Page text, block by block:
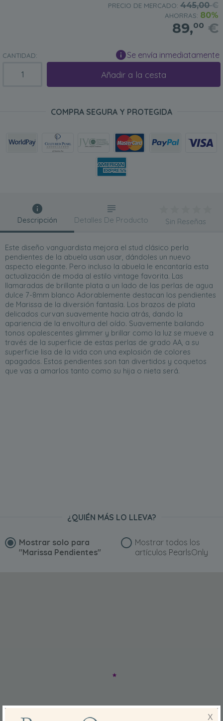
PRECIO DE MERCADO: 445,00€
AHORRAS: 80%
89,00 €
CANTIDAD: Se envía inmediatamente
Añadir a la cesta
COMPRA SEGURA Y PROTEGIDA
Descripción
Este diseño vanguardista mejora el stud clásico perla
pendientes de la abuela usan usar, dándoles un nuevo
aspecto elegante. Pero incluso la abuela le encantaría esta
actualización de moda al estilo vintage favorita. Las
llamaradas de brillante plata a un lado de las perlas de agua
dulce 7-8mm blanco Adorablemente destacan los pendientes
de Marissa de la diversión fantasía. Los brazos de plata
delicados curvan suavemente hacia atrás, dando la
apariencia de la envoltura del oído. Suavemente bailando
tonos opalescentes glimmer y brillar como la luz se mueve a
través de la superficie de estas perlas de grado AA, a su
superficie lisa de la vida con una explosión de colores
apagados. Estos pendientes son tan divertidos y coquetos
que vas a amarlos tanto como su hija o nieta será.
Detalles De Producto Sin Reseñas
¿QUIÉN MÁS LO LLEVA?
Mostrar solo para
"Marissa Pendientes"
Mostrar todos los
artículos PearlsOnly
X